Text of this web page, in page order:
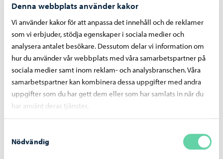
Denna webbplats använder kakor
Vi använder kakor för att anpassa det innehåll och de reklamer
som vi erbjuder, stödja egenskaper i sociala medier och
analysera antalet besökare. Dessutom delar vi information om
hur du använder vår webbplats med våra samarbetspartner på
sociala medier samt inom reklam- och analysbranschen. Våra
samarbetspartner kan kombinera dessa uppgifter med andra
uppgifter som du har gett dem eller som har samlats in när du
har använt deras tjänster.
Nödvändig
Reparation av dagvattenledning vid
Tingsgårdsvägens och Prostvägens korsning
– arbetet inleds den 29.9
Borgå vatten -24.07.2026
juli